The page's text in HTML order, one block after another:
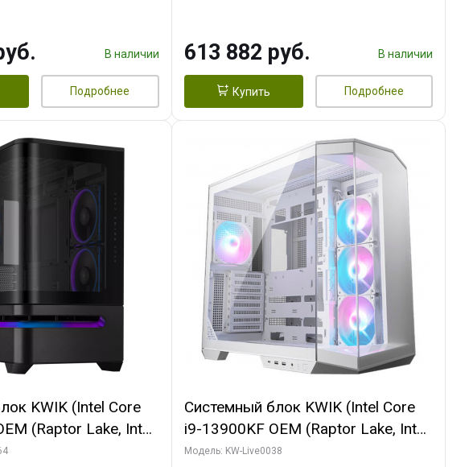
960 ГБ SSD)В наличии
Подробнее
Turbo/ 960 ГБ SSD)
613 882 руб. В наличии
Купить Подробнее
KWIK (Intel Core
(Raptor Lake, Intel
64 ГБ ОЗУ (2
Системный блок KWIK (Intel Core
i9-13900KF OEM (Raptor Lake, Intel
7, C24 16EC/8P/ 32 ГБ ОЗУ (2
Модель: KW-Live0038